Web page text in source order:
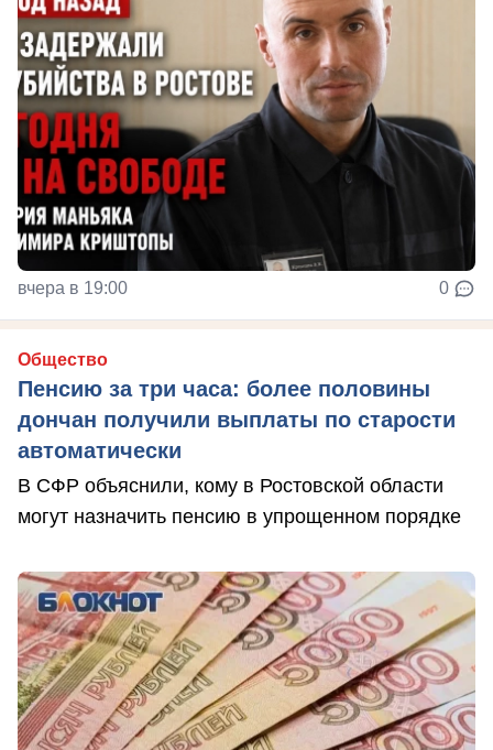
вчера в 19:00 0
Общество
Пенсию за три часа: более половины
дончан получили выплаты по старости
автоматически
В СФР объяснили, кому в Ростовской области
могут назначить пенсию в упрощенном порядке